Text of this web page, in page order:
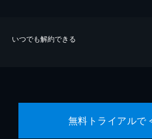
いつでも解約できる
無料トライアルで